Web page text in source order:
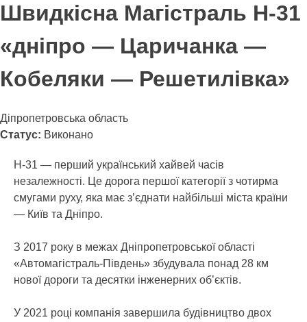
Швидкісна Магістраль Н-31
«дніпро — Царичанка —
Кобеляки — Решетилівка»
Діпропетровська область
Статус: Виконано
Н-31 — перший український хайвей часів
незалежності. Це дорога першої категорії з чотирма
смугами руху, яка має з’єднати найбільші міста країни
— Київ та Дніпро.
З 2017 року в межах Дніпропетровської області
«Автомагістраль-Південь» збудувала понад 28 км
нової дороги та десятки інженерних об’єктів.
У 2021 році компанія завершила будівництво двох